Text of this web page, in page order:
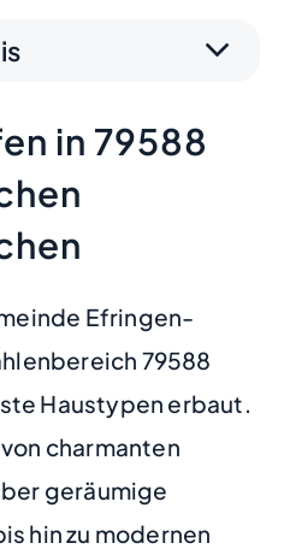
in 79588
Efringen-
79588
Haustypen erbaut.
charmanten
geräumige
hin zu modernen